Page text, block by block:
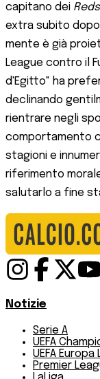
capitano dei Reds
extra subito
mente è già
League contro il
d'Egitto" ha
declinando
rientrare negli
comportamento
stagioni e
riferimento
salutarlo a fine
Notizie
Serie A
UEFA
UEFA
Premier